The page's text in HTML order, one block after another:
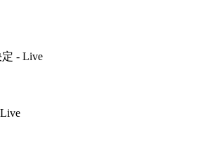
- Live